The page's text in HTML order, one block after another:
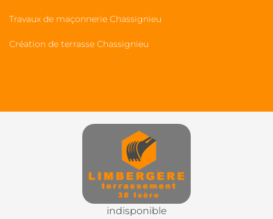
Travaux de maçonnerie Chassignieu
Création de terrasse Chassignieu
indisponible